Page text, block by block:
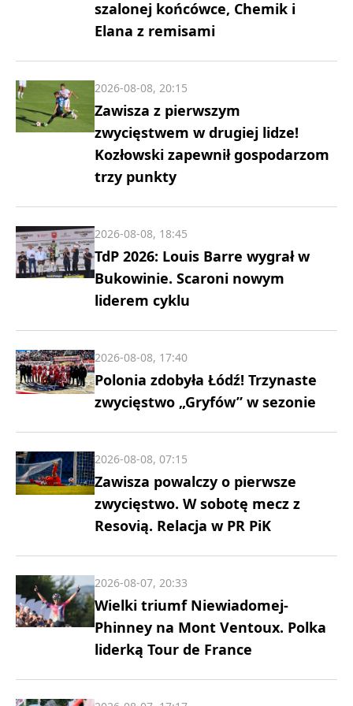
szalonej końcówce, Chemik i
Elana z remisami
Zawisza z pierwszym
zwycięstwem w drugiej lidze!
Kozłowski zapewnił gospodarzom
trzy punkty
2026-08-08, 20:15
TdP 2026: Louis Barre wygrał w
Bukowinie. Scaroni nowym
liderem cyklu
2026-08-08, 18:45
Polonia zdobyła Łódź! Trzynaste
zwycięstwo „Gryfów” w sezonie
2026-08-08, 17:40
Zawisza powalczy o pierwsze
zwycięstwo. W sobotę mecz z
Resovią. Relacja w PR PiK
2026-08-08, 07:15
Wielki triumf Niewiadomej-
Phinney na Mont Ventoux. Polka
liderką Tour de France
2026-08-07, 20:33